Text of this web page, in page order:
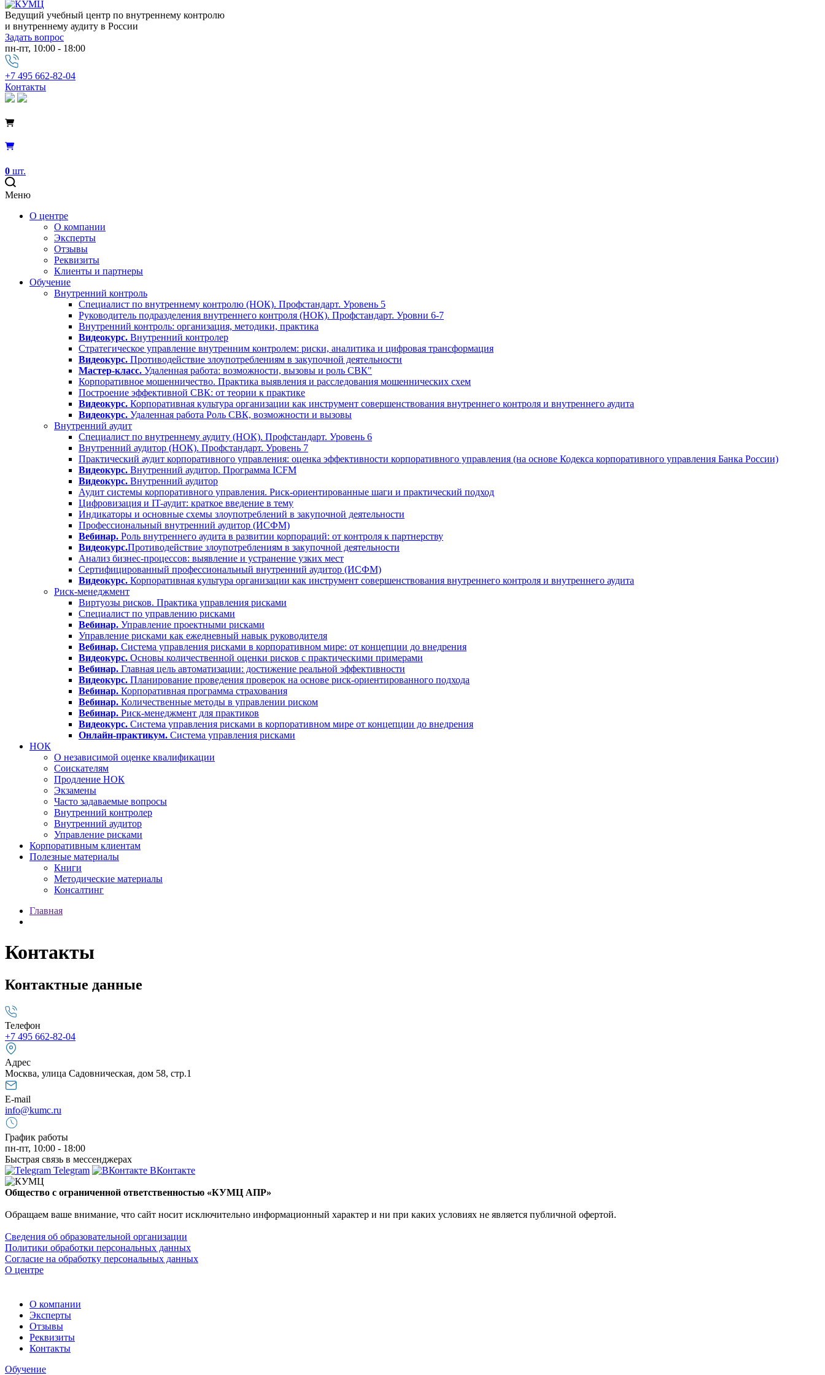
Ведущий учебный центр по внутреннему контролю
и внутреннему аудиту в России
Задать вопрос
пн-пт, 10:00 - 18:00
+7 495 662-82-04
Контакты
0 шт.
Меню
О центре
О компании
Эксперты
Отзывы
Реквизиты
Клиенты и партнеры
Обучение
Внутренний контроль
Специалист по внутреннему контролю (НОК). Профстандарт. Уровень 5
Руководитель подразделения внутреннего контроля (НОК). Профстандарт. Уровни 6-7
Внутренний контроль: организация, методики, практика
Видеокурс. Внутренний контролер
Стратегическое управление внутренним контролем: риски, аналитика и цифровая трансформация
Видеокурс. Противодействие злоупотреблениям в закупочной деятельности
Мастер-класс. Удаленная работа: возможности, вызовы и роль СВК"
Корпоративное мошенничество. Практика выявления и расследования мошеннических схем
Построение эффективной СВК: от теории к практике
Видеокурс. Корпоративная культура организации как инструмент совершенствования внутреннего контроля и внутреннего аудита
Видеокурс. Удаленная работа Роль СВК, возможности и вызовы
Внутренний аудит
Специалист по внутреннему аудиту (НОК). Профстандарт. Уровень 6
Внутренний аудитор (НОК). Профстандарт. Уровень 7
Практический аудит корпоративного управления: оценка эффективности корпоративного управления (на основе Кодекса корпоративного управления Банка России)
Видеокурс. Внутренний аудитор. Программа ICFM
Видеокурс. Внутренний аудитор
Аудит системы корпоративного управления. Риск-ориентированные шаги и практический подход
Цифровизация и IT-аудит: краткое введение в тему
Индикаторы и основные схемы злоупотреблений в закупочной деятельности
Профессиональный внутренний аудитор (ИСФМ)
Вебинар. Роль внутреннего аудита в развитии корпораций: от контроля к партнерству
Видеокурс.Противодействие злоупотреблениям в закупочной деятельности
Анализ бизнес-процессов: выявление и устранение узких мест
Сертифицированный профессиональный внутренний аудитор (ИСФМ)
Видеокурс. Корпоративная культура организации как инструмент совершенствования внутреннего контроля и внутреннего аудита
Риск-менеджмент
Виртуозы рисков. Практика управления рисками
Специалист по управлению рисками
Вебинар. Управление проектными рисками
Управление рисками как ежедневный навык руководителя
Вебинар. Система управления рисками в корпоративном мире: от концепции до внедрения
Видеокурс. Основы количественной оценки рисков с практическими примерами
Вебинар. Главная цель автоматизации: достижение реальной эффективности
Видеокурс. Планирование проведения проверок на основе риск-ориентированного подхода
Вебинар. Корпоративная программа страхования
Вебинар. Количественные методы в управлении риском
Вебинар. Риск-менеджмент для практиков
Видеокурс. Система управления рисками в корпоративном мире от концепции до внедрения
Онлайн-практикум. Система управления рисками
НОК
О независимой оценке квалификации
Соискателям
Продление НОК
Экзамены
Часто задаваемые вопросы
Внутренний контролер
Внутренний аудитор
Управление рисками
Корпоративным клиентам
Полезные материалы
Книги
Методические материалы
Консалтинг
Главная
Контакты
Контактные данные
Телефон
+7 495 662-82-04
Адрес
Москва, улица Садовническая, дом 58, стр.1
E-mail
info@kumc.ru
График работы
пн-пт, 10:00 - 18:00
Быстрая связь в мессенджерах
Telegram
ВКонтакте
Общество с ограниченной ответственностью «КУМЦ АПР»
Обращаем ваше внимание, что сайт носит исключительно информационный характер и ни при каких условиях не является публичной офертой.
Сведения об образовательной организации
Политики обработки персональных данных
Согласие на обработку персональных данных
О центре
О компании
Эксперты
Отзывы
Реквизиты
Контакты
Обучение